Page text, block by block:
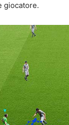
giocatore.